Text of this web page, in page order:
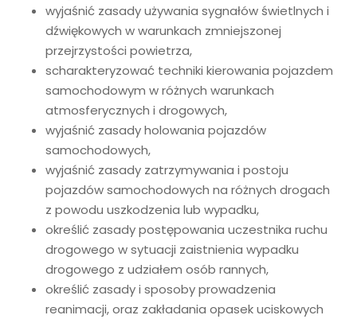
wyjaśnić zasady używania sygnałów świetlnych i
dźwiękowych w warunkach zmniejszonej
przejrzystości powietrza,
scharakteryzować techniki kierowania pojazdem
samochodowym w różnych warunkach
atmosferycznych i drogowych,
wyjaśnić zasady holowania pojazdów
samochodowych,
wyjaśnić zasady zatrzymywania i postoju
pojazdów samochodowych na różnych drogach
z powodu uszkodzenia lub wypadku,
określić zasady postępowania uczestnika ruchu
drogowego w sytuacji zaistnienia wypadku
drogowego z udziałem osób rannych,
określić zasady i sposoby prowadzenia
reanimacji, oraz zakładania opasek uciskowych